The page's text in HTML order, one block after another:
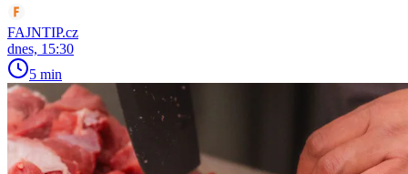
FAJNTIP.cz
dnes, 15:30
5 min